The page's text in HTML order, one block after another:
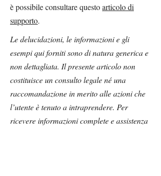
è possibile consultare questoarticolo di
supporto.
Le delucidazioni, le informazioni e gli
esempi qui forniti sono di natura generica e
non dettagliata. Il presente articolo non
costituisce un consulto legale né una
raccomandazione in merito alle azioni che
l’utente è tenuto a intraprendere. Per
ricevere informazioni complete e assistenza